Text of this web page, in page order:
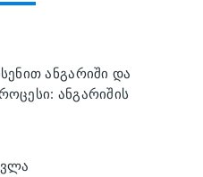
ანგარიში და
ანგარიშის
წვდომა